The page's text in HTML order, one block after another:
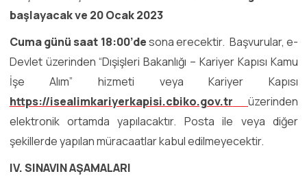
başlayacak ve 20 Ocak 2023
Cuma günü saat 18:00’desona erecektir. Başvurular, e-
Devlet üzerinden “Dışişleri Bakanlığı – Kariyer Kapısı Kamu
İşe Alım” hizmeti veya Kariyer Kapısı
https://isealimkariyerkapisi.cbiko.gov.tr
üzerinden
elektronik ortamda yapılacaktır. Posta ile veya diğer
şekillerde yapılan müracaatlar kabul edilmeyecektir.
IV. SINAVIN AŞAMALARI